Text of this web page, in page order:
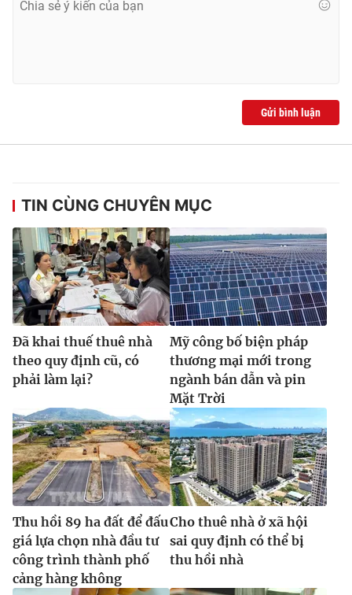
Gửi bình luận
TIN CÙNG CHUYÊN MỤC
Đã khai thuế thuê nhà
theo quy định cũ, có
phải làm lại?
Mỹ công bố biện pháp
thương mại mới trong
ngành bán dẫn và pin
Mặt Trời
Thu hồi 89 ha đất để đấu
giá lựa chọn nhà đầu tư
công trình thành phố
cảng hàng không
Cho thuê nhà ở xã hội
sai quy định có thể bị
thu hồi nhà